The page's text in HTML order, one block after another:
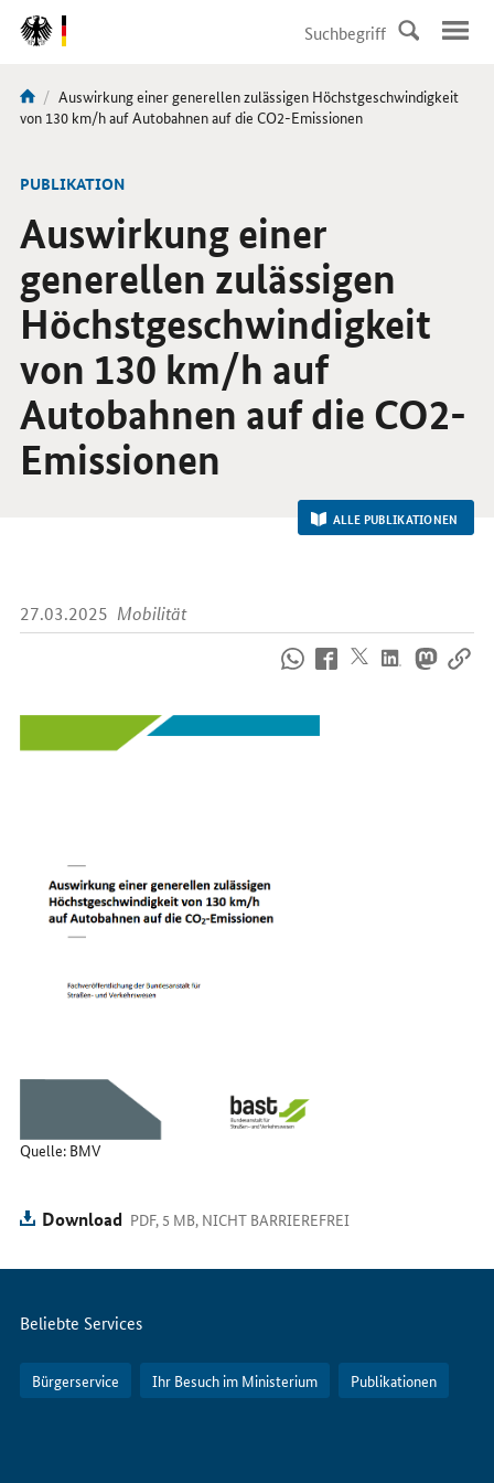
DirektZu:
Navigation
Sie
sind
Aktuelle
Seite:
Auswirkung einer generellen zulässigen Höchstgeschwindigkeit
von 130 km/h auf Autobahnen auf die CO2-Emissionen
PUBLIKATION
Auswirkung einer
generellen zulässigen
Höchstgeschwindigkeit
von 130 km/h auf
Autobahnen auf die CO2-
Emissionen
ALLE PUBLIKATIONEN
27.03.2025 Mobilität
uns
Quelle: BMV
Download PDF, 5 MB, NICHT BARRIEREFREI
Servicemenü
Beliebte Services
Bürgerservice Ihr Besuch im Ministerium Publikationen